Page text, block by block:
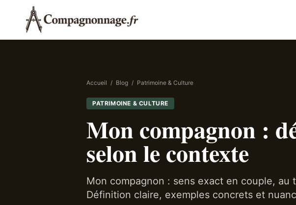
Accueil / Blog / Patrimoine & Culture
PATRIMOINE & CULTURE
Mon compagnon :
selon le contexte
Mon compagnon : sens exact en couple, au
Définition claire, exemples concrets et